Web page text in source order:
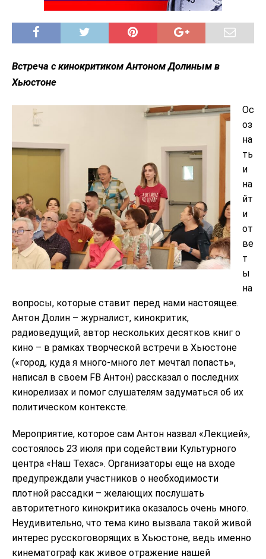
Встреча с кинокритиком Антоном Долиным в
Хьюстоне
Ос
оз
на
ть
и
на
йт
и
от
ве
т
ы
на
вопросы, которые ставит перед нами настоящее.
Антон Долин – журналист, кинокритик,
радиоведущий, автор нескольких десятков книг о
кино – в рамках творческой встречи в Хьюстоне
(«город, куда я много-много лет мечтал попасть»,
написал в своем FB Антон) рассказал о последних
кинорелизах и помог слушателям задуматься об их
политическом контексте.
Мероприятие, которое сам Антон назвал «Лекцией»,
состоялось 23 июля при содействии Культурного
центра «Наш Техас». Организаторы еще на входе
предупреждали участников о необходимости
плотной рассадки – желающих послушать
авторитетного кинокритика оказалось очень много.
Неудивительно, что тема кино вызвала такой живой
интерес русскоговорящих в Хьюстоне, ведь именно
кинематограф как живое отражение нашей